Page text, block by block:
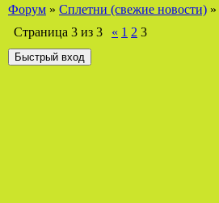
Форум » Сплетни (свежие новости) »
Страница 3 из 3 « 1 2 3